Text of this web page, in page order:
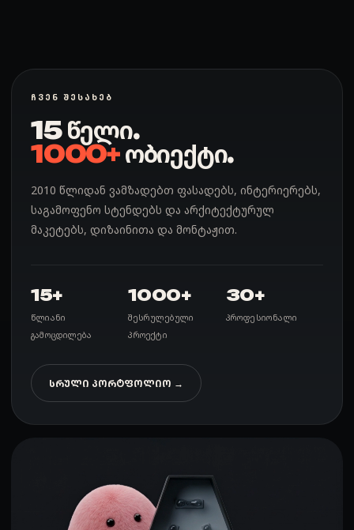
ᲩᲕᲔᲜ ᲨᲔᲡᲐᲮᲔᲑ
15 წელი.
1000+ობიექტი.
2010 წლიდან ვამზადებთ ფასადებს, ინტერიერებს,
საგამოფენო სტენდებს და არქიტექტურულ
მაკეტებს, დიზაინითა და მონტაჟით.
15+
წლიანი
გამოცდილება
1000+
შესრულებული
პროექტი
30+
პროფესიონალი
ᲡᲠᲣᲚᲘ ᲞᲝᲠᲢᲤᲝᲚᲘᲝ →